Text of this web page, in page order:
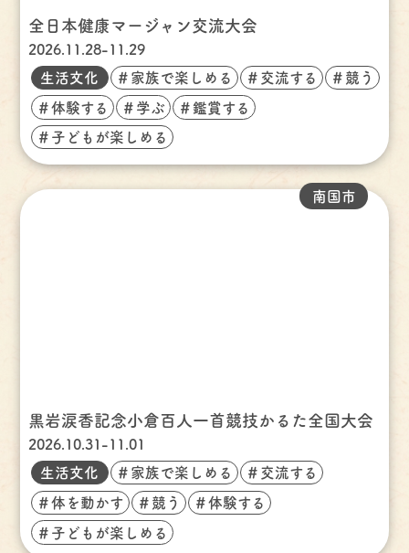
全日本健康マージャン交流大会
2026.11.28-11.29
生活文化 ＃家族で楽しめる ＃交流する ＃競う
＃体験する ＃学ぶ ＃鑑賞する
＃子どもが楽しめる
黒岩涙香記念小倉百人一首競技かるた全国大会
2026.10.31-11.01
南国市
生活文化 ＃家族で楽しめる ＃交流する
＃体を動かす ＃競う ＃体験する
＃子どもが楽しめる